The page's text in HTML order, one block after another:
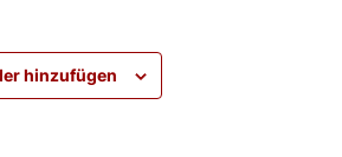
hinzufügen